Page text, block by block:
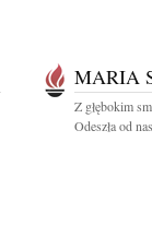
MARIA
Z głębokim
Odeszła od